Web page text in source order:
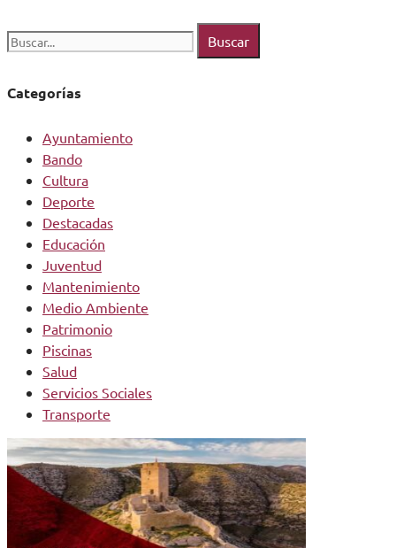
Buscar:
Categorías
Ayuntamiento
Bando
Cultura
Deporte
Destacadas
Educación
Juventud
Mantenimiento
Medio Ambiente
Patrimonio
Piscinas
Salud
Servicios Sociales
Transporte